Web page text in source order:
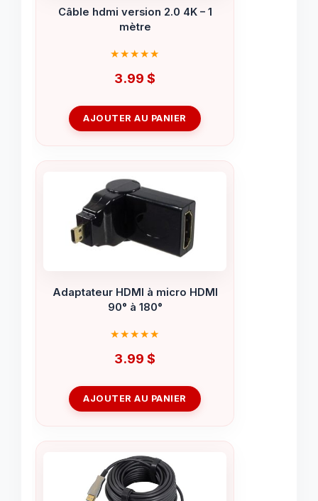
Câble hdmi version 2.0 4K – 1
mètre
3.99 $
AJOUTER AU PANIER
Adaptateur HDMI à micro HDMI
90° à 180°
3.99 $
AJOUTER AU PANIER